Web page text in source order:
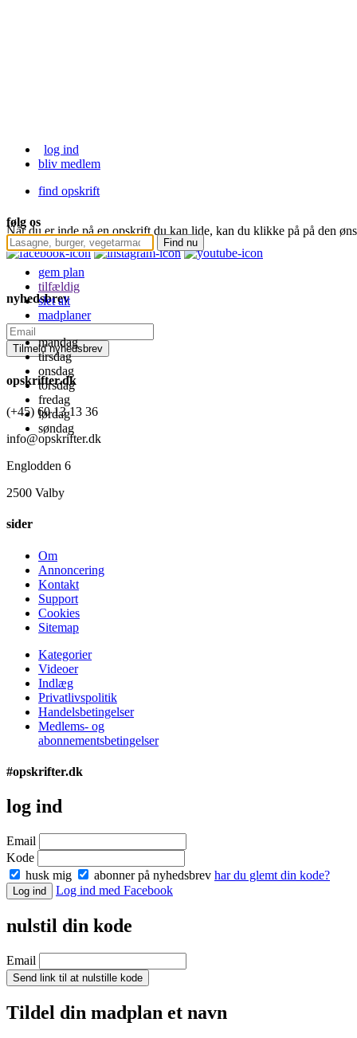
log ind
bliv medlem
find opskrift
Når du er inde på en opskrift du kan lide, kan du klikke på på den
klikke på opskriften igen.
gem plan
tilfældig
slet alt
madplaner
mandag
tirsdag
onsdag
torsdag
fredag
lørdag
søndag
følg os
nyhedsbrev
opskrifter.dk
(+45) 60 13 13 36
info@opskrifter.dk
Englodden 6
2500 Valby
sider
Om
Annoncering
Kontakt
Support
Cookies
Sitemap
Kategorier
Videoer
Indlæg
Privatlivspolitik
Handelsbetingelser
Medlems- og
abonnementsbetingelser
#opskrifter.dk
log ind
Email
Kode
husk mig
abonner på nyhedsbrev har du glemt din kode?
Log ind Log ind med Facebook
nulstil din kode
Email
Send link til at nulstille kode
Tildel din madplan et navn